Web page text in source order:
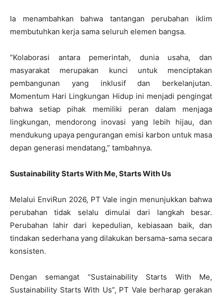
Ia menambahkan bahwa tantangan perubahan iklim
membutuhkan kerja sama seluruh elemen bangsa.
“Kolaborasi antara pemerintah, dunia usaha, dan
masyarakat merupakan kunci untuk menciptakan
pembangunan yang inklusif dan berkelanjutan.
Momentum Hari Lingkungan Hidup ini menjadi pengingat
bahwa setiap pihak memiliki peran dalam menjaga
lingkungan, mendorong inovasi yang lebih hijau, dan
mendukung upaya pengurangan emisi karbon untuk masa
depan generasi mendatang,” tambahnya.
Sustainability Starts With Me, Starts With Us
Melalui EnviRun 2026, PT Vale ingin menunjukkan bahwa
perubahan tidak selalu dimulai dari langkah besar.
Perubahan lahir dari kepedulian, kebiasaan baik, dan
tindakan sederhana yang dilakukan bersama-sama secara
konsisten.
Dengan semangat “Sustainability Starts With Me,
Sustainability Starts With Us”, PT Vale berharap gerakan